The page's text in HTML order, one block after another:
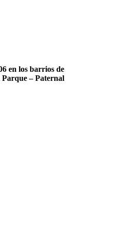
en los barrios de
– Paternal